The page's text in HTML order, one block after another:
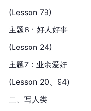
(Lesson 79)
主题6：好人好事
(Lesson 24)
主题7：业余爱好
(Lesson 20、94)
二、写人类